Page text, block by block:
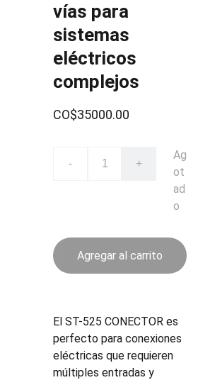
vías para
sistemas
eléctricos
complejos
CO$35000.00
- +
Ag
ot
ad
o
Agregar al carrito
El ST-525 CONECTOR es
perfecto para conexiones
eléctricas que requieren
múltiples entradas y